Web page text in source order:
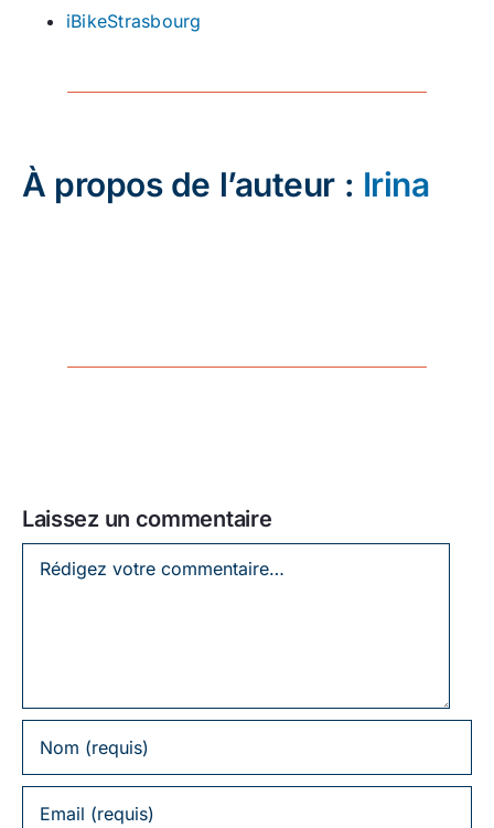
iBikeStrasbourg
À propos de l’auteur : Irina
Laissez un commentaire
Laissez